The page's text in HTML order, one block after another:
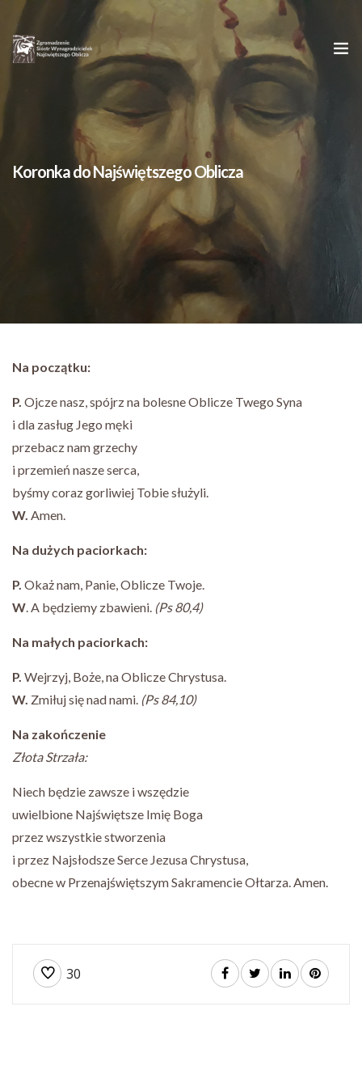
Strona główna
Dzieła
Koronka do Najświętszego Oblicza
Na początku:
P. Ojcze nasz, spójrz na bolesne Oblicze Twego Syna
i dla zasług Jego męki
przebacz nam grzechy
i przemień nasze serca,
byśmy coraz gorliwiej Tobie służyli.
W. Amen.
Na dużych paciorkach:
P. Okaż nam, Panie, Oblicze Twoje.
W. A będziemy zbawieni. (Ps 80,4)
Na małych paciorkach:
P. Wejrzyj, Boże, na Oblicze Chrystusa.
W. Zmiłuj się nad nami. (Ps 84,10)
Na zakończenie
Złota Strzała:
Niech będzie zawsze i wszędzie
uwielbione Najświętsze Imię Boga
przez wszystkie stworzenia
i przez Najsłodsze Serce Jezusa Chrystusa,
obecne w Przenajświętszym Sakramencie Ołtarza. Amen.
30